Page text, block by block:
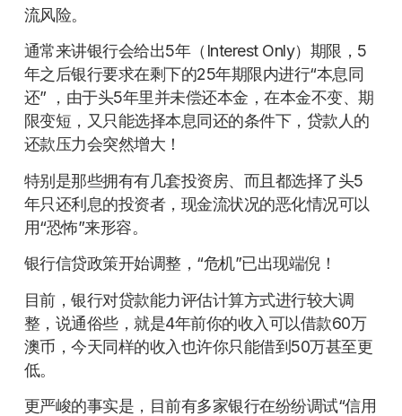
流风险。
通常来讲银行会给出5年（Interest Only）期限，5
年之后银行要求在剩下的25年期限内进行“本息同
还” ，由于头5年里并未偿还本金，在本金不变、期
限变短，又只能选择本息同还的条件下，贷款人的
还款压力会突然增大！
特别是那些拥有有几套投资房、而且都选择了头5
年只还利息的投资者，现金流状况的恶化情况可以
用“恐怖”来形容。
银行信贷政策开始调整，“危机”已出现端倪！
目前，银行对贷款能力评估计算方式进行较大调
整，说通俗些，就是4年前你的收入可以借款60万
澳币，今天同样的收入也许你只能借到50万甚至更
低。
更严峻的事实是，目前有多家银行在纷纷调试“信用